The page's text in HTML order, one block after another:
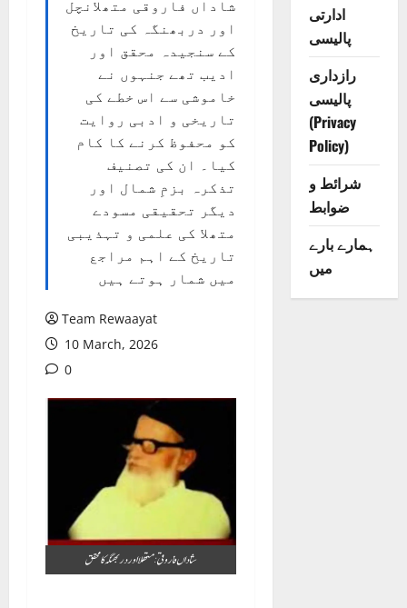
شاداں فاروقی متھلانچل
اور دربھنگہ کی تاریخ
کے سنجیدہ محقق اور
ادیب تھے جنہوں نے
خاموشی سے اس خطے کی
تاریخی و ادبی روایت
کو محفوظ کرنے کا کام
کیا۔ ان کی تصنیف
تذکرہ بزمِ شمال اور
دیگر تحقیقی مسودے
متھلا کی علمی و تہذیبی
تاریخ کے اہم مراجع
میں شمار ہوتے ہیں
Team Rewaayat
10 March, 2026
0
شاداں فاروقی: متھلا اور دربھنگہ کا محقق
ادارتی
پالیسی
رازداری
پالیسی
(Privacy
Policy)
شرائط و
ضوابط
ہمارے بارے
میں